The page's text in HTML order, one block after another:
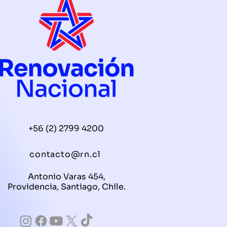
+56 (2) 2799 4200
contacto@rn.cl
Antonio Varas 454,
Providencia, Santiago, Chile.